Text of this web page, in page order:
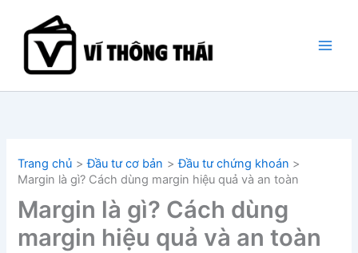
dung
Trang chủ Đầu tư cơ bản
Đầu tư chứng khoán
Margin là gì? Cách dùng margin hiệu quả và an toàn
Margin là gì? Cách dùng
margin hiệu quả và an toàn